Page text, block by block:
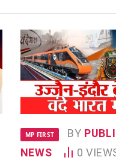
MP FIRST BY
NEWS
0